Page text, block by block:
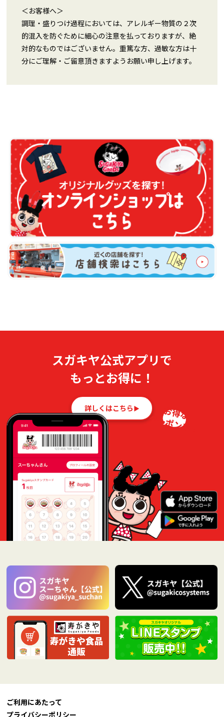
＜お客様へ＞
調理・盛りつけ過程においては、アレルギー物質の２次
的混入を防ぐために細心の注意を払っておりますが、絶
対的なものではございません。重篤な方、過敏な方は十
分にご理解・ご留意頂きますようお願い申し上げます。
スガキヤ公式アプリで
もっとお得に！
詳しくはこちら お得な
クーポンも！
ご利用にあたって
プライバシーポリシー